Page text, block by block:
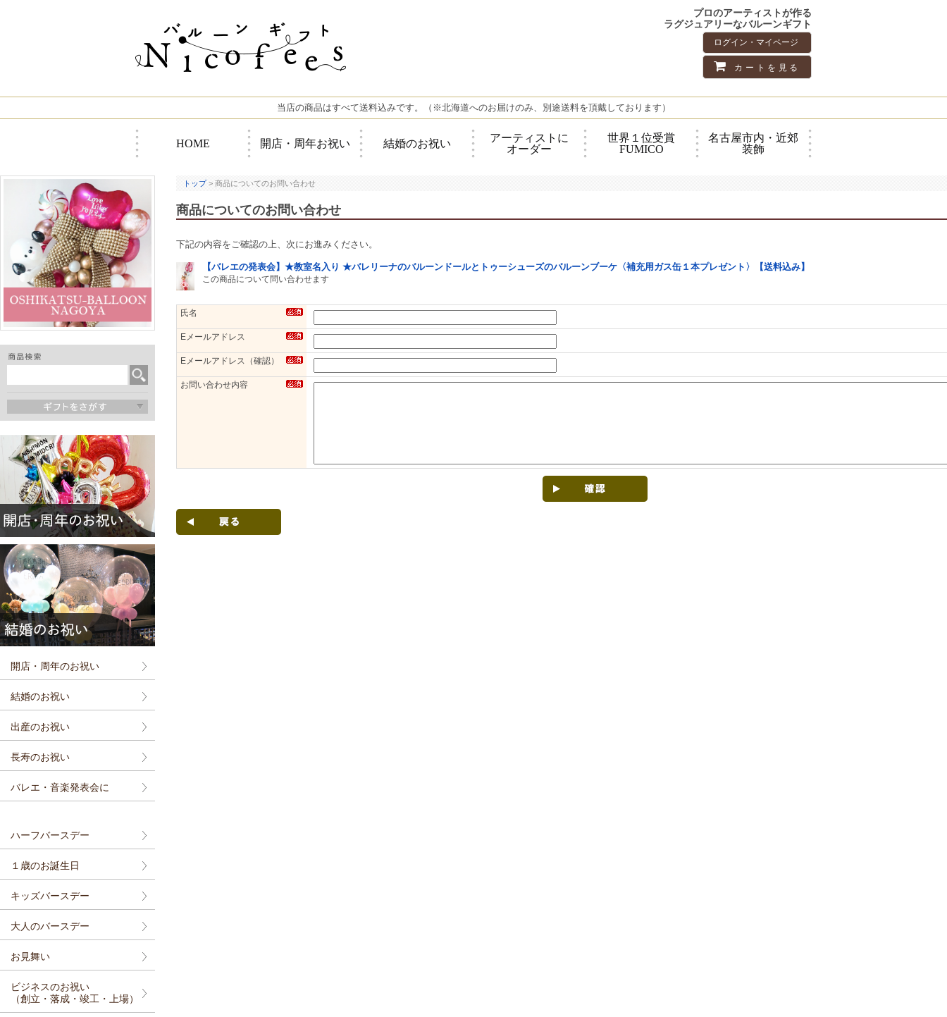
プロのアーティストが作る
ラグジュアリーなバルーンギフト
ログイン・マイページ
カートを見る
当店の商品はすべて送料込みです。（※北海道へのお届けのみ、別途送料を頂戴しております）
HOME 開店・周年お祝い 結婚のお祝い
アーティストに
オーダー
世界１位受賞
FUMICO
名古屋市内・近郊
装飾
開店・周年のお祝い
結婚のお祝い
出産のお祝い
長寿のお祝い
バレエ・音楽発表会に
ハーフバースデー
１歳のお誕生日
キッズバースデー
大人のバースデー
お見舞い
ビジネスのお祝い
（創立・落成・竣工・上場）
トップ> 商品についてのお問い合わせ
商品についてのお問い合わせ
下記の内容をご確認の上、次にお進みください。
【バレエの発表会】★教室名入り ★バレリーナのバルーンドールとトゥーシューズのバルーンブーケ〈補充用ガス缶１本プレゼント〉【送料込み】
この商品について問い合わせます
氏名
Eメールアドレス
Eメールアドレス（確認）
お問い合わせ内容